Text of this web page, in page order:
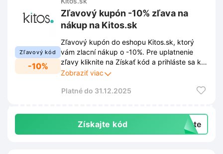
Zľavový kód
-10%
Zľavový kupón -10% zľava na
nákup na Kitos.sk
Zľavový kupón do eshopu Kitos.sk, ktorý
vám zlacní nákup o -10%. Pre uplatnenie
zľavy kliknite na Získať kód a prihláste sa k
newsletteru prostredníctvom
neuniknú žiadne novinky, zľavy ani
Zobraziť viac
Platné do 31.12.2025
Získajte kód exte